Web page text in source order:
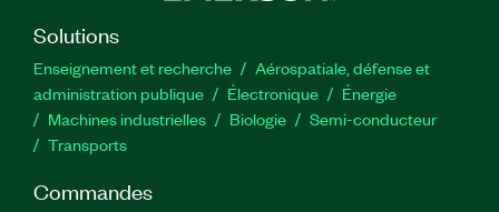
Solutions
Enseignement et recherche
Aérospatiale, défense et
administration publique
Électronique
Énergie​
Machines industrielles
Biologie
Semi-conducteur
Transports
Commandes